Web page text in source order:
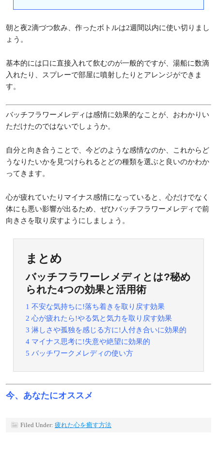
朝と夜2滴づつ飲み、作ったボトルは2週間以内に使い切りまし
ょう。
基本的には口に直接入れて飲むのが一般的ですが、湯船に数滴
入れたり、スプレーで部屋に噴射したりとアレンジができま
す。
バッチフラワーメレディは感情に効果的なことが、おわかりい
ただけたのではないでしょうか。
自分と向き合うことで、今どのような感情なのか、これからど
うなりたいかを見つけられるとどの種類を選ぶと良いのかわか
ってきます。
心が疲れていたりマイナス感情になっていると、心だけでなく
体にも悪い影響が出るため、ぜひバッチフラワーメレディで前
向きさを取り戻すようにしましょう。
まとめ
バッチフラワーレメディとは?秘め
られた4つの効果と活用術
1 不安な気持ちに!落ち着きを取り戻す効果
2 心が疲れたら!やる気と気力を取り戻す効果
3 淋しさや孤独を感じる方に!人付き合いに効果的
4 マイナス思考に!失意や絶望に効果的
5 バッチワークメレディの使い方
今、あなたにオススメ
Filed Under: 疲れた心を癒す方法